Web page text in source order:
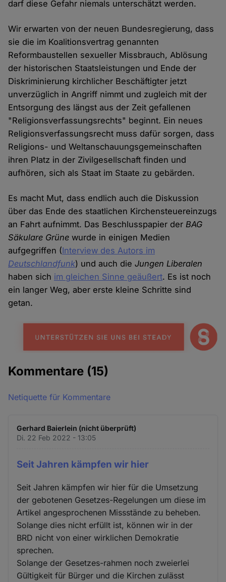
darf diese Gefahr niemals unterschätzt werden.
Wir erwarten von der neuen Bundesregierung, dass
sie die im Koalitionsvertrag genannten
Reformbaustellen sexueller Missbrauch, Ablösung
der historischen Staatsleistungen und Ende der
Diskriminierung kirchlicher Beschäftigter jetzt
unverzüglich in Angriff nimmt und zugleich mit der
Entsorgung des längst aus der Zeit gefallenen
"Religionsverfassungsrechts" beginnt. Ein neues
Religionsverfassungsrecht muss dafür sorgen, dass
Religions- und Weltanschauungsgemeinschaften
ihren Platz in der Zivilgesellschaft finden und
aufhören, sich als Staat im Staate zu gebärden.
Es macht Mut, dass endlich auch die Diskussion
über das Ende des staatlichen Kirchensteuereinzugs
an Fahrt aufnimmt. Das Beschlusspapier derBAG
Säkulare Grüne wurde in einigen Medien
aufgegriffen (Interview des Autors im
Deutschlandfunk) und auch dieJungen Liberalen
haben sich im gleichen Sinne geäußert. Es ist noch
ein langer Weg, aber erste kleine Schritte sind
getan.
Kommentare (15)
Netiquette für Kommentare
Gerhard Baierlein (nicht überprüft)
Di. 22 Feb 2022 - 13:05
Seit Jahren kämpfen wir hier
Seit Jahren kämpfen wir hier für die Umsetzung
der gebotenen Gesetzes-Regelungen um diese im
Artikel angesprochenen Missstände zu beheben.
Solange dies nicht erfüllt ist, können wir in der
BRD nicht von einer wirklichen Demokratie
sprechen.
Solange der Gesetzes-rahmen noch zweierlei
Gültigkeit für Bürger und die Kirchen zulässt